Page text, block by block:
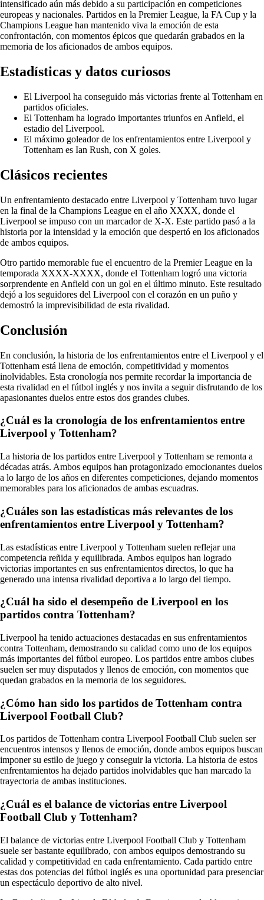
intensificado aún más debido a su participación en competiciones
europeas y nacionales. Partidos en la Premier League, la FA Cup y la
Champions League han mantenido viva la emoción de esta
confrontación, con momentos épicos que quedarán grabados en la
memoria de los aficionados de ambos equipos.
Estadísticas y datos curiosos
El Liverpool ha conseguido más victorias frente al Tottenham en
partidos oficiales.
El Tottenham ha logrado importantes triunfos en Anfield, el
estadio del Liverpool.
El máximo goleador de los enfrentamientos entre Liverpool y
Tottenham es Ian Rush, con X goles.
Clásicos recientes
Un enfrentamiento destacado entre Liverpool y Tottenham tuvo lugar
en la final de la Champions League en el año XXXX, donde el
Liverpool se impuso con un marcador de X-X. Este partido pasó a la
historia por la intensidad y la emoción que despertó en los aficionados
de ambos equipos.
Otro partido memorable fue el encuentro de la Premier League en la
temporada XXXX-XXXX, donde el Tottenham logró una victoria
sorprendente en Anfield con un gol en el último minuto. Este resultado
dejó a los seguidores del Liverpool con el corazón en un puño y
demostró la imprevisibilidad de esta rivalidad.
Conclusión
En conclusión, la historia de los enfrentamientos entre el Liverpool y el
Tottenham está llena de emoción, competitividad y momentos
inolvidables. Esta cronología nos permite recordar la importancia de
esta rivalidad en el fútbol inglés y nos invita a seguir disfrutando de los
apasionantes duelos entre estos dos grandes clubes.
¿Cuál es la cronología de los enfrentamientos entre
Liverpool y Tottenham?
La historia de los partidos entre Liverpool y Tottenham se remonta a
décadas atrás. Ambos equipos han protagonizado emocionantes duelos
a lo largo de los años en diferentes competiciones, dejando momentos
memorables para los aficionados de ambas escuadras.
¿Cuáles son las estadísticas más relevantes de los
enfrentamientos entre Liverpool y Tottenham?
Las estadísticas entre Liverpool y Tottenham suelen reflejar una
competencia reñida y equilibrada. Ambos equipos han logrado
victorias importantes en sus enfrentamientos directos, lo que ha
generado una intensa rivalidad deportiva a lo largo del tiempo.
¿Cuál ha sido el desempeño de Liverpool en los
partidos contra Tottenham?
Liverpool ha tenido actuaciones destacadas en sus enfrentamientos
contra Tottenham, demostrando su calidad como uno de los equipos
más importantes del fútbol europeo. Los partidos entre ambos clubes
suelen ser muy disputados y llenos de emoción, con momentos que
quedan grabados en la memoria de los seguidores.
¿Cómo han sido los partidos de Tottenham contra
Liverpool Football Club?
Los partidos de Tottenham contra Liverpool Football Club suelen ser
encuentros intensos y llenos de emoción, donde ambos equipos buscan
imponer su estilo de juego y conseguir la victoria. La historia de estos
enfrentamientos ha dejado partidos inolvidables que han marcado la
trayectoria de ambas instituciones.
¿Cuál es el balance de victorias entre Liverpool
Football Club y Tottenham?
El balance de victorias entre Liverpool Football Club y Tottenham
suele ser bastante equilibrado, con ambos equipos demostrando su
calidad y competitividad en cada enfrentamiento. Cada partido entre
estas dos potencias del fútbol inglés es una oportunidad para presenciar
un espectáculo deportivo de alto nivel.